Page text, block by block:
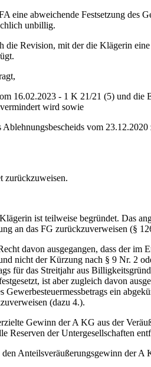
abweichende Festsetzung des
unbillig.
mit der die Klägerin eine
16.02.2023 - 1 K 21/21 (5) und die
wird sowie
Ablehnungsbescheids vom
zurückzuweisen.
ist teilweise begründet. Das
an das FG zurückzuverweisen (§
davon ausgegangen, dass der im
nicht der Kürzung nach § 9 Nr. 2
für das Streitjahr aus
ist aber zugleich davon
Gewerbesteuermessbetrags ein
(dazu 4.).
Gewinn der A KG aus der
Reserven der Untergesellschaften
Anteilsveräußerungsgewinn der A